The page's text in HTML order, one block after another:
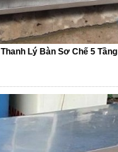
Thanh Lý Bàn Sơ Chế 5 Tầng